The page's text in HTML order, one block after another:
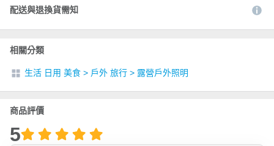
配送與退換貨需知
相關分類
生活 日用 美食 > 戶外 旅行 > 露營戶外照明
商品評價
5